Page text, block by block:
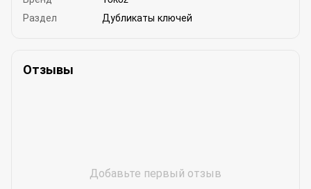
Раздел
Дубликаты ключей
Отзывы
Добавьте первый отзыв